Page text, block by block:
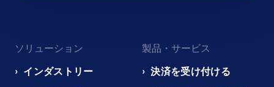
navigation
EN
ソリューション
インダストリー
製品・サービス
決済を受け付ける